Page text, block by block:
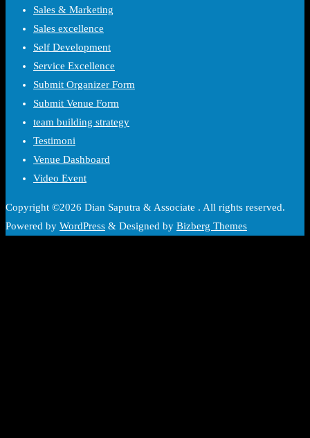
Sales & Marketing
Sales excellence
Self Development
Service Excellence
Submit Organizer Form
Submit Venue Form
team building strategy
Testimoni
Venue Dashboard
Video Event
Copyright ©2026 Dian Saputra & Associate . All rights reserved.
Powered by WordPress & Designed by Bizberg Themes